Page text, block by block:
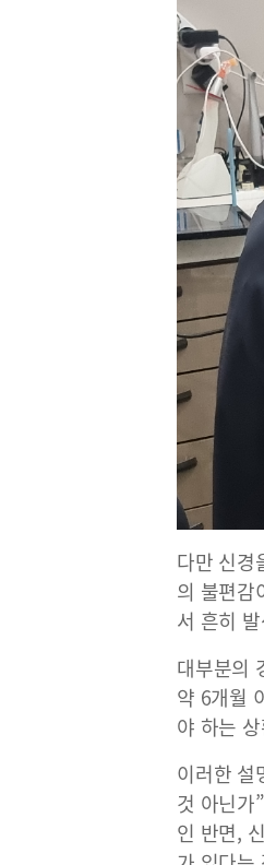
다만 신경
의 불편감
서 흔히
대부분의
약 6개월
야 하는
이러한 설
것 아닌가
인 반면,